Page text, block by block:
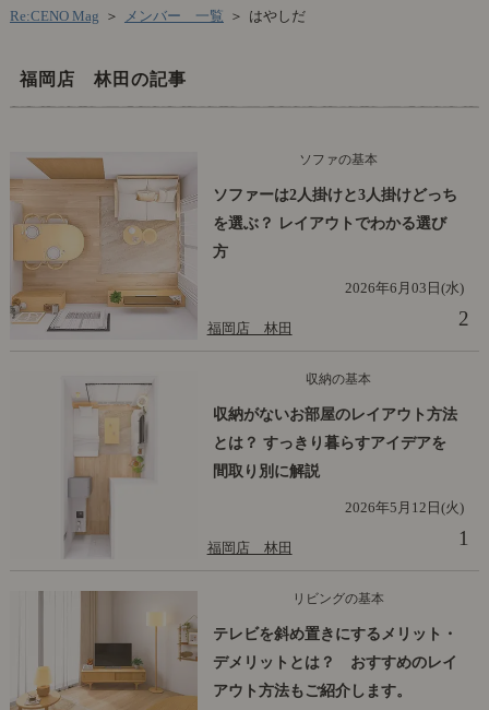
Re:CENO Mag ＞ メンバー 一覧 ＞ はやしだ
福岡店 林田の記事
ソファの基本
ソファーは2人掛けと3人掛けどっち
を選ぶ？ レイアウトでわかる選び
方
2026年6月03日(水)
福岡店 林田 2
収納の基本
収納がないお部屋のレイアウト方法
とは？ すっきり暮らすアイデアを
間取り別に解説
2026年5月12日(火)
福岡店 林田 1
リビングの基本
テレビを斜め置きにするメリット・
デメリットとは？ おすすめのレイ
アウト方法もご紹介します。